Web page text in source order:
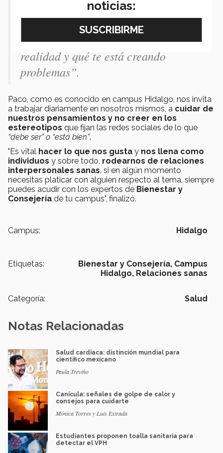
suficiente. Trabajar en esto, a veces
no es sencillo. Hay que identificar
que de lo que piensas y sientes es la
realidad y qué te está creando
problemas”.
Paco, como es conocido en campus Hidalgo, nos invita
a trabajar diariamente en nosotros mismos, a cuidar de
nuestros pensamientos y no creer en los
estereotipos que fijan las redes sociales de lo que
“debe ser” o “está bien”.
"Es vital hacer lo que nos gusta y nos llena como
individuos y sobre todo, rodearnos de relaciones
interpersonales sanas , si en algún momento
necesitas platicar con alguien respecto al tema, siempre
puedes acudir con los expertos de Bienestar y
Consejería de tu campus", finalizó.
Campus: Hidalgo
Etiquetas: Bienestar y Consejería, Campus
Hidalgo, Relaciones sanas
Categoría: Salud
Notas Relacionadas
Salud cardiaca: distinción mundial para
científico mexicano
Paula Treviño
Canícula: señales de golpe de calor y
consejos para cuidarte
Mónica Torres y Luis Estrada
Estudiantes proponen toalla sanitaria para
detectar el VPH
noticias: